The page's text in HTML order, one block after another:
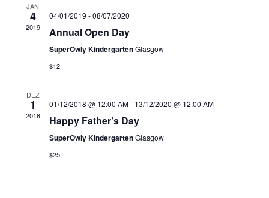
JAN
4
2019
04/01/2019 -08/07/2020
Annual Open Day
SuperOwly KindergartenGlasgow
$12
DEZ
1
2018
01/12/2018 @ 12:00 AM- 13/12/2020 @ 12:00 AM
Happy Father’s Day
SuperOwly KindergartenGlasgow
$25